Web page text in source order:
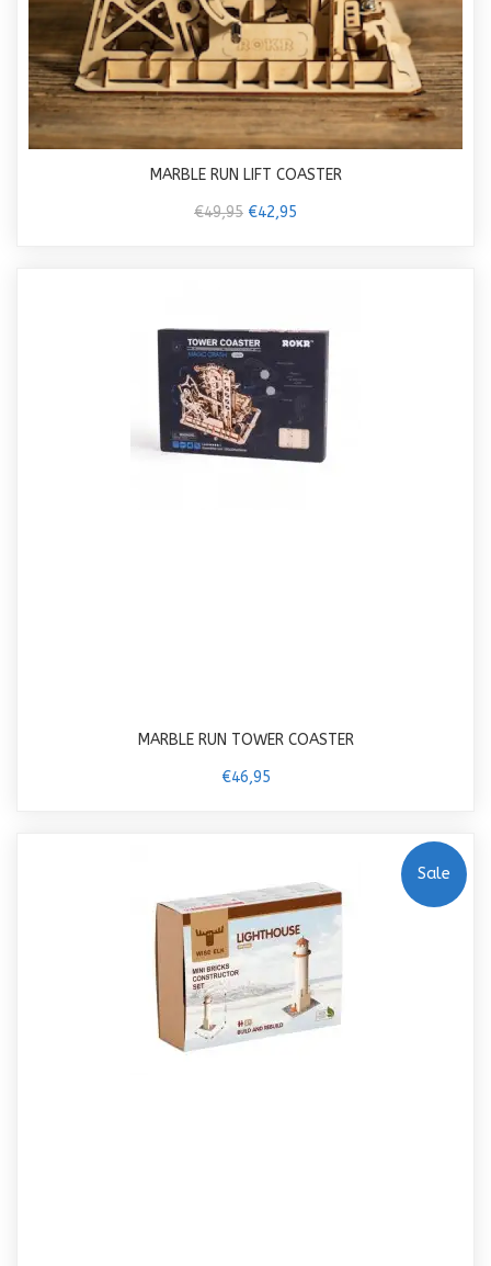
MARBLE RUN LIFT COASTER
€49,95 €42,95
MARBLE RUN TOWER COASTER
€46,95
Sale